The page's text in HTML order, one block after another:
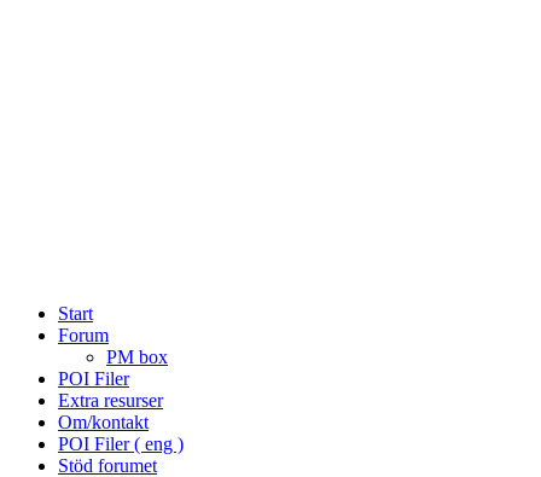
Start
Forum
PM box
POI Filer
Extra resurser
Om/kontakt
POI Filer ( eng )
Stöd forumet